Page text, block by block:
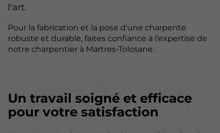
l'art.
Pour la fabrication et la pose d'une charpente
robuste et durable, faites confiance à l'expertise de
notre charpentier à Martres-Tolosane.
Un travail soigné et efficace
pour votre satisfaction